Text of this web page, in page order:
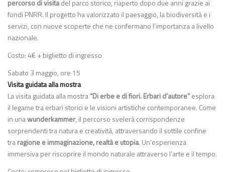
percorso di visitadel parco storico, riaperto dopo due anni grazie ai
fondi PNRR. Il progetto ha valorizzato il paesaggio, la biodiversità e i
servizi, con nuove scoperte che ne confermano l’importanza a livello
nazionale.
Costo: 4€ + biglietto di ingresso
Sabato 3 maggio, ore 15
Visita guidata alla mostra
La visita guidata alla mostra“Di erbe e di fiori. Erbari d’autore”esplora
il legame tra erbari storici e le visioni artistiche contemporanee. Come
in unawunderkammer, il percorso svelerà corrispondenze
sorprendenti tra natura e creatività, attraversando il sottile confine
traragione e immaginazione, realtà e utopia. Un’esperienza
immersiva per riscoprire il mondo naturale attraverso l’arte e il tempo.